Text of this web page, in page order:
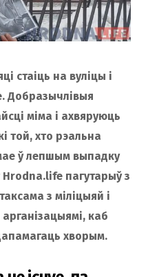
стаіць на вуліцы і
Добразычлівыя
міма і ахвяруюць
той, хто рэальна
ў лепшым выпадку
пагутарыў з
з міліцыяй і
каб
хворым.